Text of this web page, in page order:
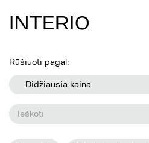
INTERIO
Rūšiuoti pagal:
Didžiausia kaina